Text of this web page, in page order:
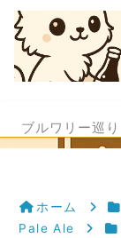
ブルワリー巡り
ホーム
Pale Ale